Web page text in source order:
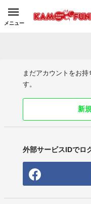
メニュー
まだアカウントをお
す。
新
外部サービスIDでロ